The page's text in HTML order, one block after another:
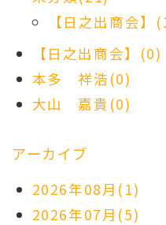
【日之出商会】
【日之出商会】(0)
本多 祥浩(0)
大山 嘉貴(0)
アーカイブ
2026年08月(1)
2026年07月(5)